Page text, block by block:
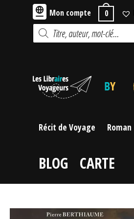
Mon compte 0
Recherche
de
produits
Récit de Voyage Roman
BLOG CARTE